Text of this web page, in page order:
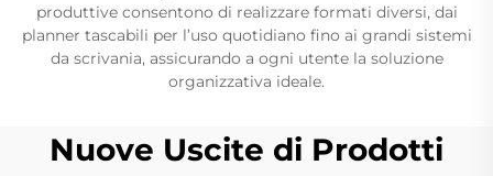
produttive consentono di realizzare formati diversi, dai
planner tascabili per l’uso quotidiano fino ai grandi sistemi
da scrivania, assicurando a ogni utente la soluzione
organizzativa ideale.
Nuove Uscite di Prodotti